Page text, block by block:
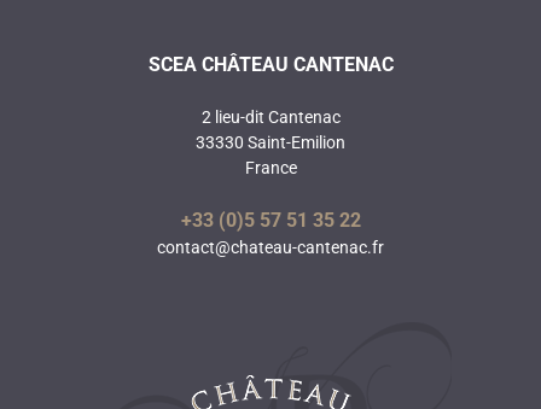
SCEA CHÂTEAU CANTENAC
2 lieu-dit Cantenac
33330 Saint-Emilion
France
+33 (0)5 57 51 35 22
contact@chateau-cantenac.fr